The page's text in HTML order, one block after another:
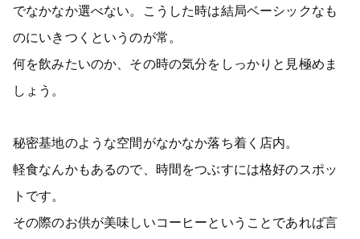
でなかなか選べない。こうした時は結局ベーシックなも
のにいきつくというのが常。
何を飲みたいのか、その時の気分をしっかりと見極めま
しょう。
秘密基地のような空間がなかなか落ち着く店内。
軽食なんかもあるので、時間をつぶすには格好のスポッ
トです。
その際のお供が美味しいコーヒーということであれば言